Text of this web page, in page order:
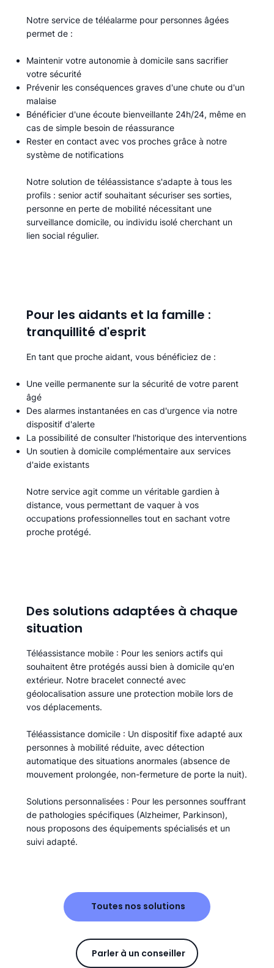
Notre service de téléalarme pour personnes âgées
permet de :​
Maintenir votre autonomie à domicile sans sacrifier
votre sécurité
Prévenir les conséquences graves d'une chute ou d'un
malaise
Bénéficier d'une écoute bienveillante 24h/24, même en
cas de simple besoin de réassurance
Rester en contact avec vos proches grâce à notre
système de notifications
Notre solution de téléassistance s'adapte à tous les
profils : senior actif souhaitant sécuriser ses sorties,
personne en perte de mobilité nécessitant une
surveillance domicile, ou individu isolé cherchant un
lien social régulier.
Pour les aidants et la famille :
tranquillité d'esprit
En tant que proche aidant, vous bénéficiez de :
Une veille permanente sur la sécurité de votre parent
âgé
Des alarmes instantanées en cas d'urgence via notre
dispositif d'alerte
La possibilité de consulter l'historique des interventions
Un soutien à domicile complémentaire aux services
d'aide existants
Notre service agit comme un véritable gardien à
distance, vous permettant de vaquer à vos
occupations professionnelles tout en sachant votre
proche protégé.
Des solutions adaptées à chaque
situation
Téléassistance mobile : Pour les seniors actifs qui
souhaitent être protégés aussi bien à domicile qu'en
extérieur. Notre bracelet connecté avec
géolocalisation assure une protection mobile lors de
vos déplacements.
Téléassistance domicile : Un dispositif fixe adapté aux
personnes à mobilité réduite, avec détection
automatique des situations anormales (absence de
mouvement prolongée, non-fermeture de porte la nuit).
Solutions personnalisées : Pour les personnes souffrant
de pathologies spécifiques (Alzheimer, Parkinson),
nous proposons des équipements spécialisés et un
suivi adapté.
Toutes nos solutions
Parler à un conseiller